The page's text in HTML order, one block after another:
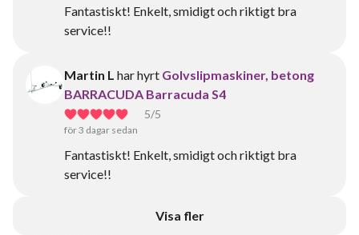
Fantastiskt! Enkelt, smidigt och riktigt bra
service!!
Martin L har hyrt Golvslipmaskiner, betong
BARRACUDA Barracuda S4
5/5
för 3 dagar sedan
Fantastiskt! Enkelt, smidigt och riktigt bra
service!!
Visa fler